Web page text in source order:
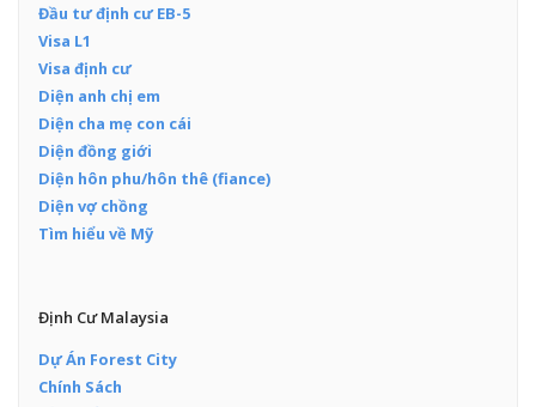
Đầu tư định cư EB-5
Visa L1
Visa định cư
Diện anh chị em
Diện cha mẹ con cái
Diện đồng giới
Diện hôn phu/hôn thê (fiance)
Diện vợ chồng
Tìm hiểu về Mỹ
Định Cư Malaysia
Dự Án Forest City
Chính Sách